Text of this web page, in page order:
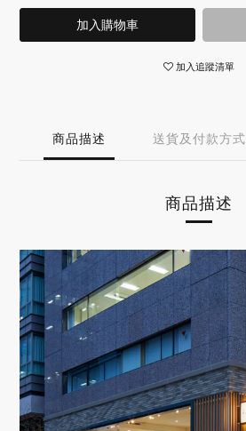
加入購物車
加入追蹤清單
商品描述 送貨及付款方式
商品描述